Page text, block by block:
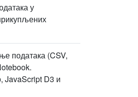
у
података (CSV,
JavaScript D3 и